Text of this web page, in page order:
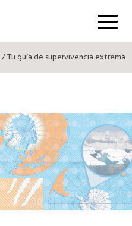
Menú
/ Tu guía de supervivencia extrema